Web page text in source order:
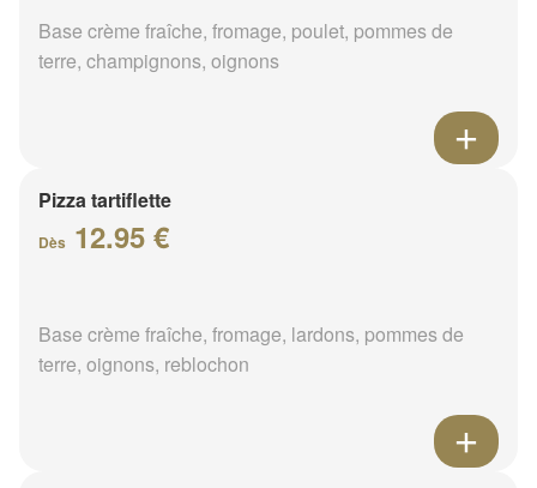
Base crème fraîche, fromage, poulet, pommes de
terre, champignons, oignons
Pizza tartiflette
Dès 12.95 €
Base crème fraîche, fromage, lardons, pommes de
terre, oignons, reblochon